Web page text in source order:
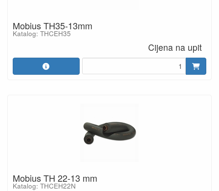
Mobius TH35-13mm
Katalog: THCEH35
Cijena na upit
Mobius TH 22-13 mm
Katalog: THCEH22N